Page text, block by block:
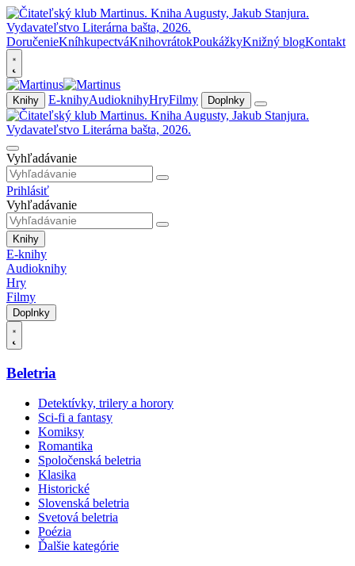
DoručenieKníhkupectváKnihovrátokPoukážkyKnižný blogKontakt
Knihy E-knihyAudioknihyHryFilmy Doplnky
Vyhľadávanie
Prihlásiť
Vyhľadávanie
Knihy
E-knihy
Audioknihy
Hry
Filmy
Doplnky
Beletria
Detektívky, trilery a horory
Sci-fi a fantasy
Komiksy
Romantika
Spoločenská beletria
Klasika
Historické
Slovenská beletria
Svetová beletria
Poézia
Ďalšie kategórie